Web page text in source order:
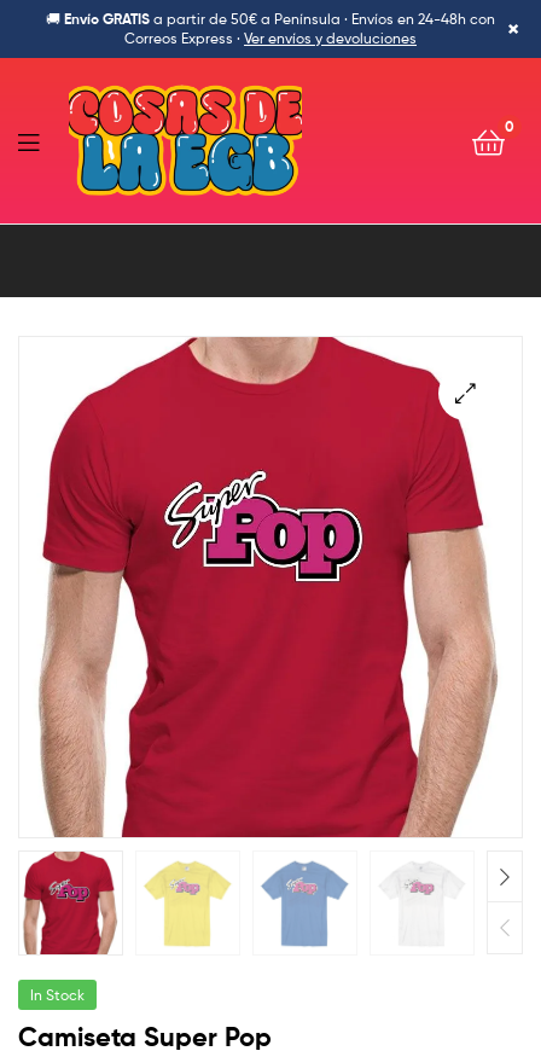
🚚 Envío GRATIS a partir de 50€ a Península · Envíos en 24-48h con
Correos Express · Ver envíos y devoluciones ×
Cosas
Egb-
Ropa
Ochentera,
friki
y
molona
0
🔍
In Stock
Camiseta Super Pop